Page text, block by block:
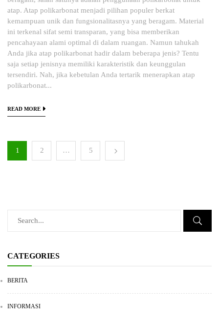
atap. Atap polikarbonat menjadi pilihan populer berkat
kemampuan unik dan fungsionalitasnya yang beragam. Material
ini terkenal sifat semi transparan, yang bisa memberikan
pencahayaan alami optimal di dalam ruangan. Namun tahukah
Anda jika atap polikarbonat hadir dalam beberapa jenis? Tentu
saja setiap jenisnya memiliki karakteristik dan keunggulan
tersendiri. Nah, jika kebetulan Anda tertarik menerapkan atap
polikarbonat...
READ MORE
1 2 … 5
CATEGORIES
BERITA
INFORMASI